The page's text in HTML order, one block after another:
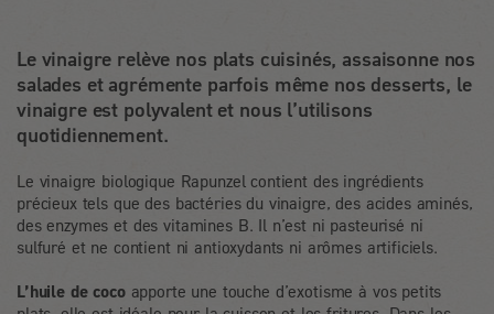
Le vinaigre relève nos plats cuisinés, assaisonne nos
salades et agrémente parfois même nos desserts, le
vinaigre est polyvalent et nous l’utilisons
quotidiennement.
Le vinaigre biologique Rapunzel contient des ingrédients
précieux tels que des bactéries du vinaigre, des acides aminés,
des enzymes et des vitamines B. Il n’est ni pasteurisé ni
sulfuré et ne contient ni antioxydants ni arômes artificiels.
L’huile de cocoapporte une touche d’exotisme à vos petits